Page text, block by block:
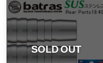
SOLD OUT